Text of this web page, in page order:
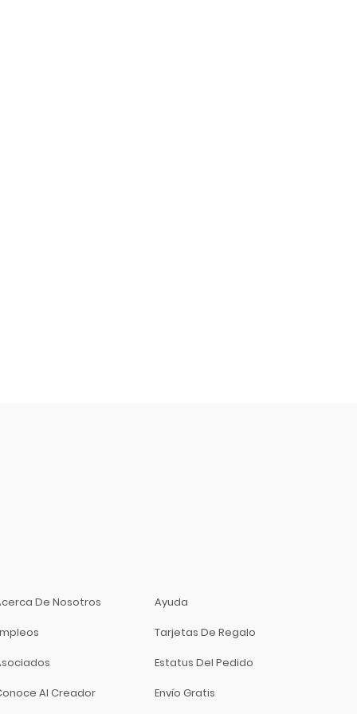
Ayuda
Tarjetas De Regalo
Estatus Del Pedido
Envío Gratis
De Nosotros
Al Creador